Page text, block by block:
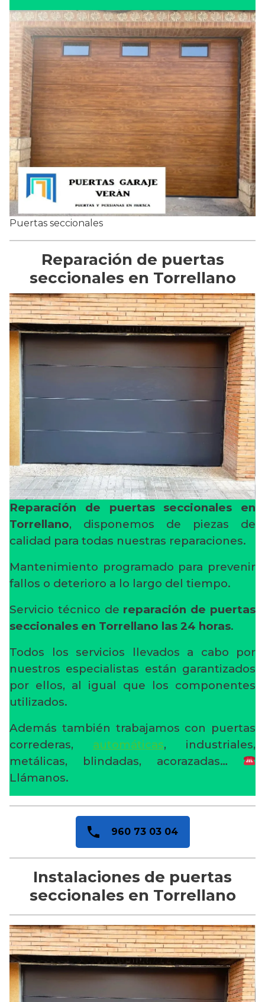
Puertas seccionales
Reparación de puertas
seccionales en Torrellano
Reparación de puertas seccionales en
Torrellano, disponemos de piezas de
calidad para todas nuestras reparaciones.
Mantenimiento programado para prevenir
fallos o deterioro a lo largo del tiempo.
Servicio técnico de reparación de puertas
seccionales en Torrellano las 24 horas.
Todos los servicios llevados a cabo por
nuestros especialistas están garantizados
por ellos, al igual que los componentes
utilizados.
Además también trabajamos con puertas
correderas, automáticas, industriales,
metálicas, blindadas, acorazadas…
Llámanos.
960 73 03 04
Instalaciones de puertas
seccionales en Torrellano